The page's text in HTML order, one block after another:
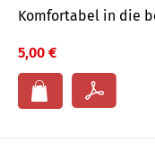
Komfortabel in die
5,00 €